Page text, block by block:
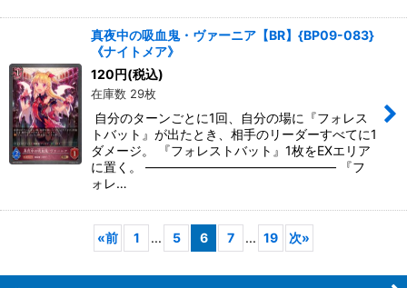
真夜中の吸血鬼・ヴァーニア【BR】{BP09-083}
《ナイトメア》
120円(税込)
在庫数 29枚
自分のターンごとに1回、自分の場に『フォレス
トバット』が出たとき、相手のリーダーすべてに1
ダメージ。 『フォレストバット』1枚をEXエリア
に置く。 ――――――――――――――― 『フ
ォレ…
«前 1 ... 5 6 7 ... 19 次»